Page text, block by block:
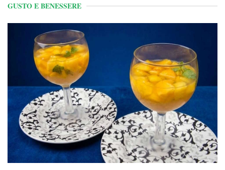
GUSTO E BENESSERE